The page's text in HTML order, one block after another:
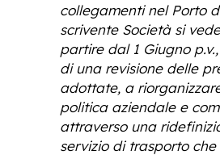
collegamenti nel Porto
scrivente Società si
partire dal 1 Giugno
di una revisione delle
adottate, a
politica aziendale e
attraverso una
servizio di trasporto